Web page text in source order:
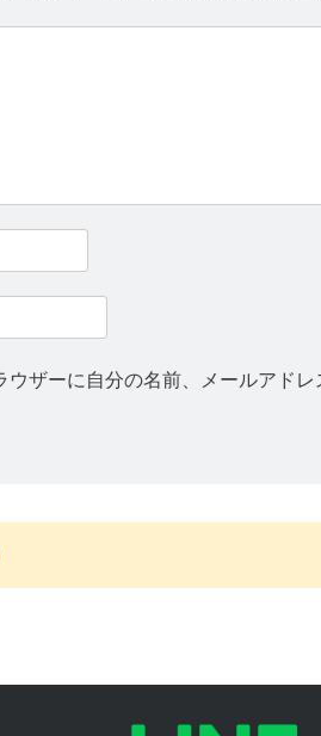
ザーに自分の名前、メールアドレ
ンテナンス状況【12/20.12時25分